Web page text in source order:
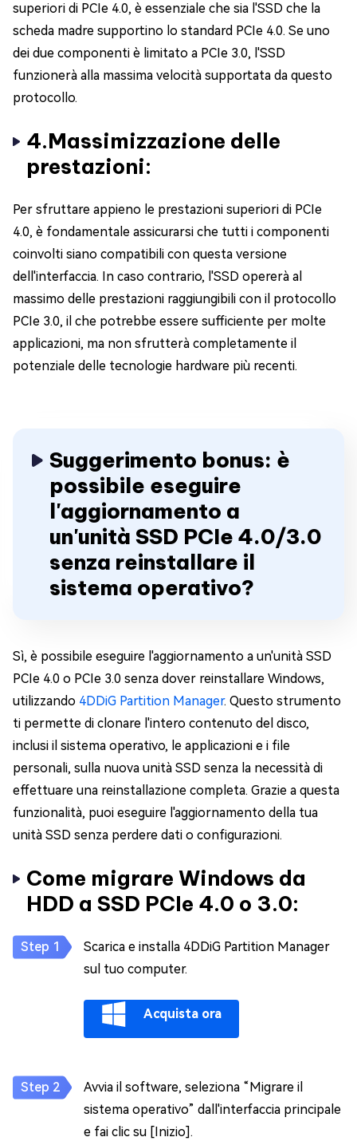
superiori di PCIe 4.0, è essenziale che sia l'SSD che la
scheda madre supportino lo standard PCIe 4.0. Se uno
dei due componenti è limitato a PCIe 3.0, l'SSD
funzionerà alla massima velocità supportata da questo
protocollo.
4.Massimizzazione delle
prestazioni:
Per sfruttare appieno le prestazioni superiori di PCIe
4.0, è fondamentale assicurarsi che tutti i componenti
coinvolti siano compatibili con questa versione
dell'interfaccia. In caso contrario, l'SSD opererà al
massimo delle prestazioni raggiungibili con il protocollo
PCIe 3.0, il che potrebbe essere sufficiente per molte
applicazioni, ma non sfrutterà completamente il
potenziale delle tecnologie hardware più recenti.
Suggerimento bonus: è
possibile eseguire
l'aggiornamento a
un'unità SSD PCIe 4.0/3.0
senza reinstallare il
sistema operativo?
Sì, è possibile eseguire l'aggiornamento a un'unità SSD
PCIe 4.0 o PCIe 3.0 senza dover reinstallare Windows,
utilizzando 4DDiG Partition Manager. Questo strumento
ti permette di clonare l'intero contenuto del disco,
inclusi il sistema operativo, le applicazioni e i file
personali, sulla nuova unità SSD senza la necessità di
effettuare una reinstallazione completa. Grazie a questa
funzionalità, puoi eseguire l'aggiornamento della tua
unità SSD senza perdere dati o configurazioni.
Come migrare Windows da
HDD a SSD PCIe 4.0 o 3.0:
Scarica e installa 4DDiG Partition Manager
sul tuo computer.
Acquista ora
Avvia il software, seleziona “Migrare il
sistema operativo” dall'interfaccia principale
e fai clic su [Inizio].